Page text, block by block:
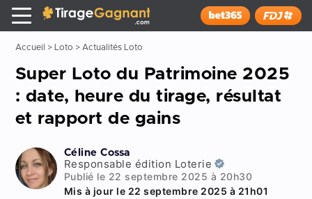
x
Tirage Gagnant
Installer
Accueil > Loto > Actualités Loto
Super Loto du Patrimoine 2025
: date, heure du tirage, résultat
et rapport de gains
Céline Cossa
Responsable édition Loterie
Publié le 22 septembre 2025 à 20h30
Mis à jour le 22 septembre 2025 à 21h01